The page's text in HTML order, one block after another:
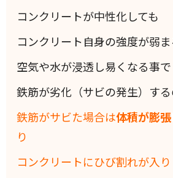
コンクリートが中性化しても
コンクリート自身の強度が弱
空気や水が浸透し易くなる事で
鉄筋が劣化（サビの発生）する
鉄筋がサビた場合は体積が膨
り
コンクリートにひび割れが入り